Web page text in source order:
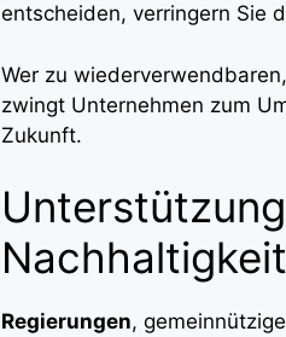
entscheiden, verringern Sie
Wer zu
zwingt Unternehmen zum
Zukunft.
Nachhaltigkeit
Regierungen,